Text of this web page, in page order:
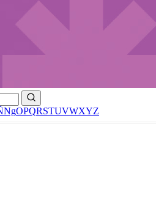
NgOPQRSTUVWXYZ